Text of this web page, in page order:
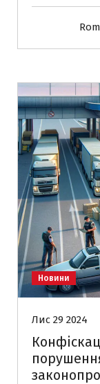
Новини
Лис 29 2024